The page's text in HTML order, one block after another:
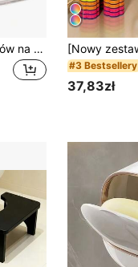
4 opakowania pojemników na kosmetyki z patyczków kosmetycznych, okrągły dozownik na waciki do makijażu 10/7 uncji, butelki na leki z bambusowymi pokrywkami do organizacji i przechowywania akcesoriów łazienkowych, wystrój łazienki
#3 Bestsellery
37,83zł